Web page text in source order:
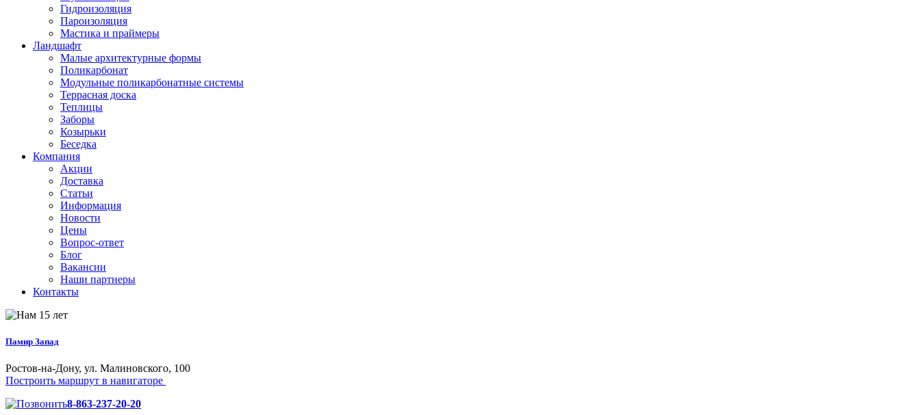
Гидроизоляция
Пароизоляция
Мастика и праймеры
Ландшафт
Малые архитектурные формы
Поликарбонат
Модульные поликарбонатные системы
Террасная доска
Теплицы
Заборы
Козырьки
Беседка
Компания
Акции
Доставка
Статьи
Информация
Новости
Цены
Вопрос-ответ
Блог
Вакансии
Наши партнеры
Контакты
Памир Запад
Ростов-на-Дону, ул. Малиновского, 100
Построить маршрут в навигаторе
8-863-237-20-20